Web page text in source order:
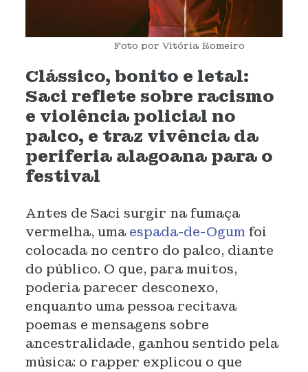
Foto por Vitória Romeiro
Clássico, bonito e letal:
Saci reflete sobre racismo
e violência policial no
palco, e traz vivência da
periferia alagoana para o
festival
Antes de Saci surgir na fumaça
vermelha, uma espada-de-Ogum foi
colocada no centro do palco, diante
do público. O que, para muitos,
poderia parecer desconexo,
enquanto uma pessoa recitava
poemas e mensagens sobre
ancestralidade, ganhou sentido pela
música: o rapper explicou o que